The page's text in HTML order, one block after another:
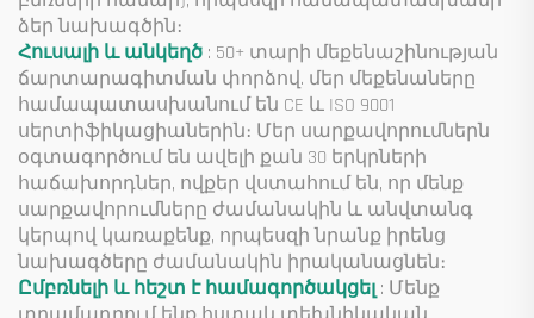
ձեր նախագծին։
Հուսալի և անկեղծ : 50+ տարի մեքենաշինության
ճարտարագիտման փորձով. մեր մեքենաները
համապատասխանում են CE և ISO 9001
սերտիֆիկացիաներին։ Մեր սարքավորումներն
օգտագործում են ավելի քան 30 երկրների
հաճախորդներ, ովքեր վստահում են, որ մենք
սարքավորումները ժամանակին և անվտանգ
կերպով կառաքենք, որպեսզի նրանք իրենց
նախագծերը ժամանակին իրականացնեն։
Ըմբռնելի և հեշտ է համագործակցել : Մենք